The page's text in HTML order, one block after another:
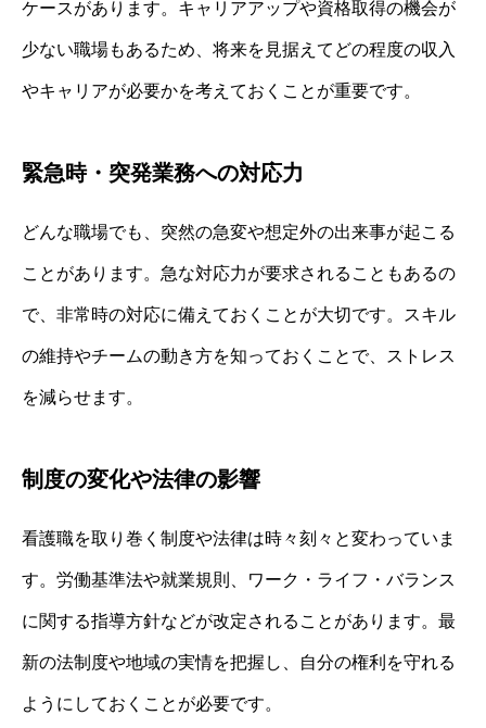
ケースがあります。キャリアアップや資格取得の機会が
少ない職場もあるため、将来を見据えてどの程度の収入
やキャリアが必要かを考えておくことが重要です。
緊急時・突発業務への対応力
どんな職場でも、突然の急変や想定外の出来事が起こる
ことがあります。急な対応力が要求されることもあるの
で、非常時の対応に備えておくことが大切です。スキル
の維持やチームの動き方を知っておくことで、ストレス
を減らせます。
制度の変化や法律の影響
看護職を取り巻く制度や法律は時々刻々と変わっていま
す。労働基準法や就業規則、ワーク・ライフ・バランス
に関する指導方針などが改定されることがあります。最
新の法制度や地域の実情を把握し、自分の権利を守れる
ようにしておくことが必要です。